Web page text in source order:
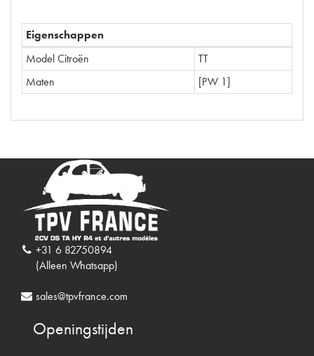
Eigenschappen
Model Citroën
TT
Maten
[PW 1]
+31 6 82750894
(Alleen Whatsapp)
sales@tpvfrance.com
Openingstijden